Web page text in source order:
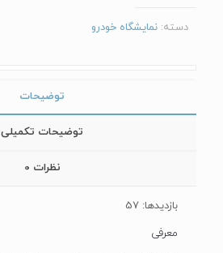
دسته: نمایشگاه خودرو
توضیحات
توضیحات تکمیلی
نظرات 0
بازدیدها: 57
معرفی